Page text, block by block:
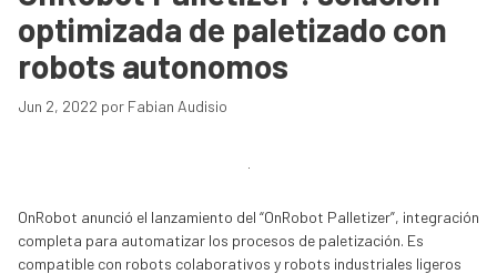
optimizada de paletizado con
robots autonomos
Jun 2, 2022 por Fabian Audisio
OnRobot anunció el lanzamiento del “OnRobot Palletizer”, integración
completa para automatizar los procesos de paletización. Es
compatible con robots colaborativos y robots industriales ligeros